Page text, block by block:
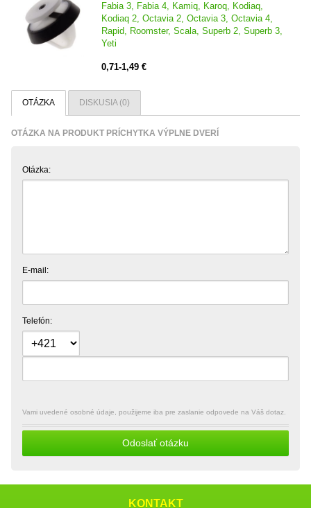
Fabia 3, Fabia 4, Kamiq, Karoq, Kodiaq,
Kodiaq 2, Octavia 2, Octavia 3, Octavia 4,
Rapid, Roomster, Scala, Superb 2, Superb 3,
Yeti
0,71-1,49 €
OTÁZKA DISKUSIA (0)
OTÁZKA NA PRODUKT PRÍCHYTKA VÝPLNE DVERÍ
Otázka:
E-mail:
Telefón:
Vami uvedené osobné údaje, použijeme iba pre zaslanie odpovede na Váš dotaz.
Odoslať otázku
KONTAKT